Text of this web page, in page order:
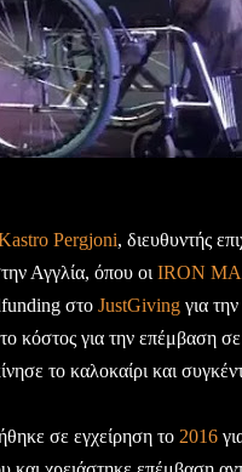
Pergjoni, διευθυντής
Αγγλία, όπου οι IRON
στο JustGiving για
κόστος για την επέμβαση
το καλοκαίρι και
σε εγχείρηση το 2016